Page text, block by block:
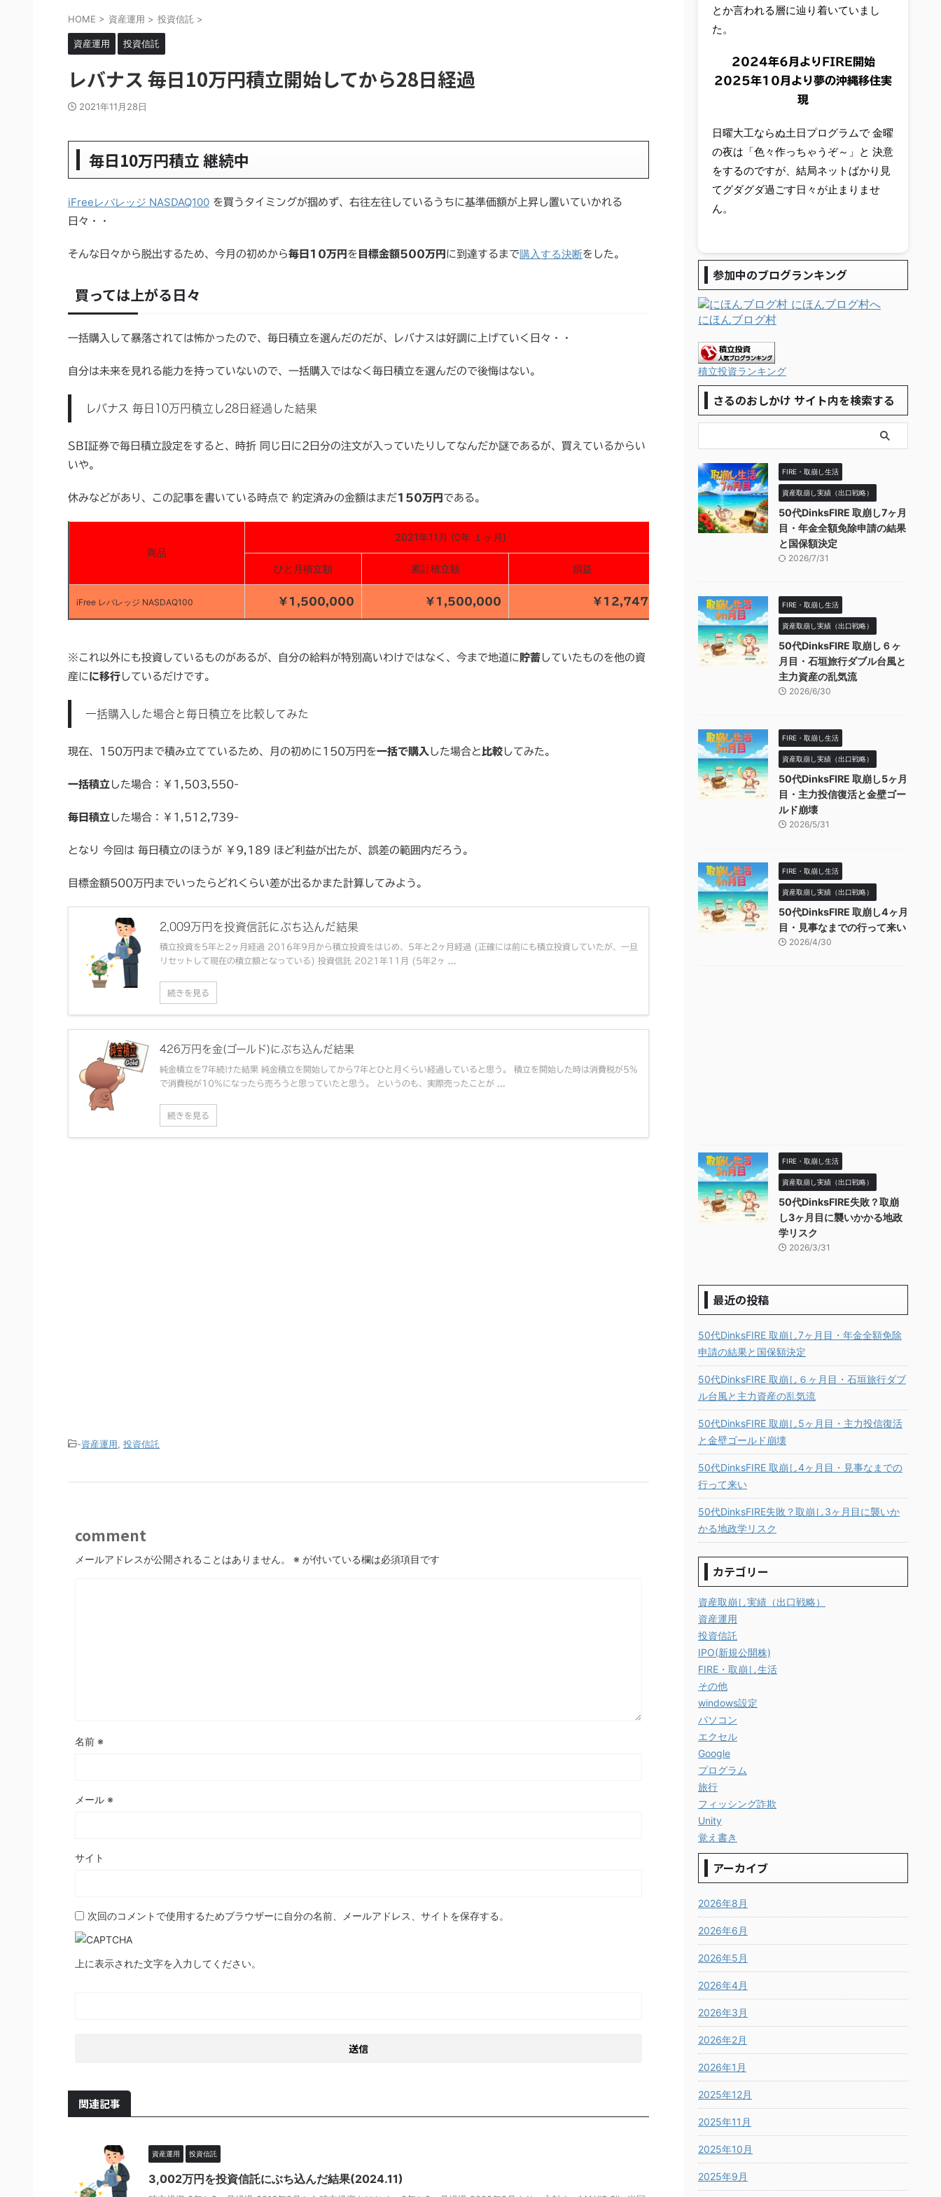
HOME > 資産運用 > 投資信託 >
資産運用 投資信託
レバナス 毎日10万円積立開始してから28日経過
2021年11月28日
毎日10万円積立 継続中
iFreeレバレッジ NASDAQ100 を買うタイミングが掴めず、右往左往しているうちに基準価額が上昇し置いていかれる
日々・・
そんな日々から脱出するため、今月の初めから毎日10万円 を 目標金額500万円 に到達するまで購入する決断をした。
買っては上がる日々
一括購入して暴落されては怖かったので、毎日積立を選んだのだが、レバナスは好調に上げていく日々・・
自分は未来を見れる能力を持っていないので、一括購入ではなく毎日積立を選んだので後悔はない。
レバナス 毎日10万円積立し28日経過した結果
SBI証券で毎日積立設定をすると、時折 同じ日に2日分の注文が入っていたりしてなんだか謎であるが、買えているからい
いや。
休みなどがあり、この記事を書いている時点で 約定済みの金額はまだ150万円 である。
商品
2021年11月 (0年 １ヶ月)
ひと月積立額 累計積立額 損益
iFree レバレッジ NASDAQ100 ￥1,500,000 ￥1,500,000 ￥12,747
※これ以外にも投資しているものがあるが、自分の給料が特別高いわけではなく、今まで地道に貯蓄 していたものを他の資
産にに移行 しているだけです。
一括購入した場合と毎日積立を比較してみた
現在、150万円まで積み立てているため、月の初めに150万円を一括で購入 した場合と 比較 してみた。
一括積立 した場合：￥1,503,550-
毎日積立 した場合：￥1,512,739-
となり 今回は 毎日積立のほうが ￥9,189 ほど利益が出たが、誤差の範囲内だろう。
目標金額500万円までいったらどれくらい差が出るかまた計算してみよう。
2,009万円を投資信託にぶち込んだ結果
積立投資を5年と2ヶ月経過 2016年9月から積立投資をはじめ、5年と2ヶ月経過 (正確には前にも積立投資していたが、一旦
リセットして現在の積立額となっている) 投資信託 2021年11月 (5年2ヶ ...
続きを見る
426万円を金(ゴールド)にぶち込んだ結果
純金積立を7年続けた結果 純金積立を開始してから7年とひと月くらい経過していると思う。 積立を開始した時は消費税が5%
で消費税が10%になったら売ろうと思っていたと思う。 というのも、実際売ったことが ...
続きを見る
-資産運用 投資信託
comment
メールアドレスが公開されることはありません。 ※ が付いている欄は必須項目です
名前 ※
メール ※
サイト
次回のコメントで使用するためブラウザーに自分の名前、メールアドレス、サイトを保存する。
上に表示された文字を入力してください。
関連記事
資産運用 投資信託
3,002万円を投資信託にぶち込んだ結果(2024.11)
とか言われる層に辿り着いていまし
た。
2024年6月よりFIRE開始
2025年10月より夢の沖縄移住実
現
日曜大工ならぬ土日プログラムで 金曜
の夜は「色々作っちゃうぞ～」と 決意
をするのですが、結局ネットばかり見
てグダグダ過ごす日々が止まりませ
ん。
参加中のブログランキング
にほんブログ村
積立投資ランキング
さるのおしかけ サイト内を検索する
FIRE・取崩し生活
資産取崩し実績（出口戦略）
50代DinksFIRE 取崩し7ヶ月
目・年金全額免除申請の結果
と国保額決定
2026/7/31
FIRE・取崩し生活
資産取崩し実績（出口戦略）
50代DinksFIRE 取崩し６ヶ
月目・石垣旅行ダブル台風と
主力資産の乱気流
2026/6/30
FIRE・取崩し生活
資産取崩し実績（出口戦略）
50代DinksFIRE 取崩し5ヶ月
目・主力投信復活と金壁ゴー
ルド崩壊
2026/5/31
FIRE・取崩し生活
資産取崩し実績（出口戦略）
50代DinksFIRE 取崩し4ヶ月
目・見事なまでの行って来い
2026/4/30
FIRE・取崩し生活
資産取崩し実績（出口戦略）
50代DinksFIRE失敗？取崩
し3ヶ月目に襲いかかる地政
学リスク
2026/3/31
最近の投稿
50代DinksFIRE 取崩し7ヶ月目・年金全額免除
申請の結果と国保額決定
50代DinksFIRE 取崩し６ヶ月目・石垣旅行ダブ
ル台風と主力資産の乱気流
50代DinksFIRE 取崩し5ヶ月目・主力投信復活
と金壁ゴールド崩壊
50代DinksFIRE 取崩し4ヶ月目・見事なまでの
行って来い
50代DinksFIRE失敗？取崩し3ヶ月目に襲いか
かる地政学リスク
カテゴリー
資産取崩し実績（出口戦略）
資産運用
投資信託
IPO(新規公開株)
FIRE・取崩し生活
その他
windows設定
パソコン
エクセル
Google
プログラム
旅行
フィッシング詐欺
Unity
覚え書き
アーカイブ
2026年8月
2026年6月
2026年5月
2026年4月
2026年3月
2026年2月
2026年1月
2025年12月
2025年11月
2025年10月
2025年9月